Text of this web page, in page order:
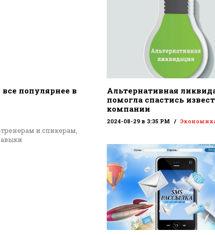
популярнее в
и спикерам,
Альтернативная
помогла спастись
компании
2024-08-29 в 3:35 PM